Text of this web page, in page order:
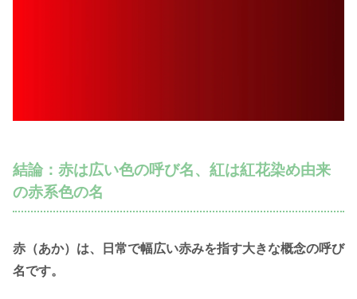
結論：赤は広い色の呼び名、紅は紅花染め由来
の赤系色の名
赤（あか）は、日常で幅広い赤みを指す大きな概念の呼び
名です。